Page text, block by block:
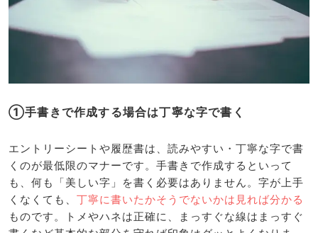
①手書きで作成する場合は丁寧な字で書く
エントリーシートや履歴書は、読みやすい・丁寧な字で書
くのが最低限のマナーです。手書きで作成するといって
も、何も「美しい字」を書く必要はありません。字が上手
くなくても、 丁寧に書いたかそうでないかは見れば分かる
ものです。トメやハネは正確に、まっすぐな線はまっすぐ